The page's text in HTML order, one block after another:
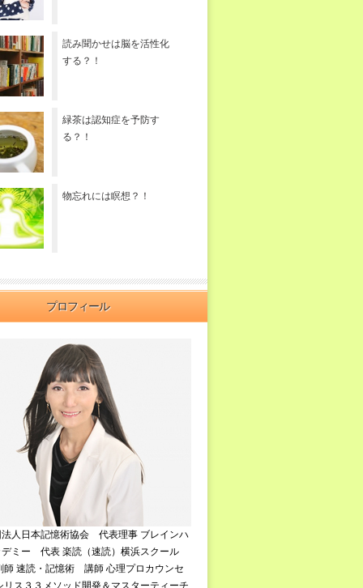
読み聞かせは脳を活性化
する？！
緑茶は認知症を予防す
る？！
物忘れには瞑想？！
プロフィール
法人日本記憶術協会 代表理事 ブレインハ
デミー 代表 楽読（速読）横浜スクール
師 速読・記憶術 講師 心理プロカウンセ
リス３３メソッド開発＆マスターティーチ